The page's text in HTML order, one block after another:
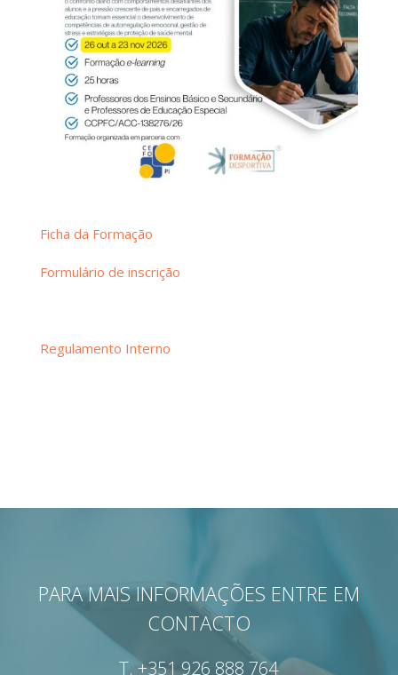
Ficha da Formação
Formulário de inscrição
Regulamento Interno
PARA MAIS INFORMAÇÕES ENTRE EM
CONTACTO
T.+351 926 888 764